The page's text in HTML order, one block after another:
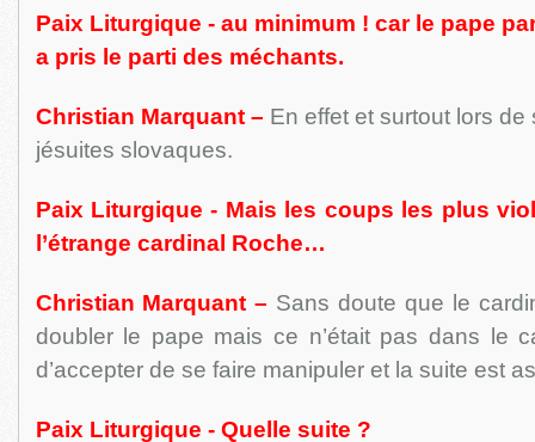
Paix Liturgique - au minimum ! car le pape
a pris le parti des méchants.
Christian Marquant – En effet et surtout lors
jésuites slovaques.
Paix Liturgique - Mais les coups les plus
l’étrange cardinal Roche…
Christian Marquant – Sans doute que le
doubler le pape mais ce n’était pas dans le
d’accepter de se faire manipuler et la suite est
Paix Liturgique - Quelle suite ?